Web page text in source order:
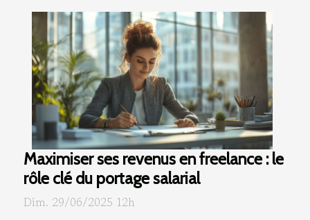
Maximiser ses revenus en freelance : le
rôle clé du portage salarial
Dim. 29/06/2025 12h